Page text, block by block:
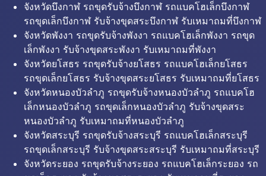
จังหวัดบึงกาฬ รถขุดรับจ้างบึงกาฬ รถแบคโฮเล็กบึงกาฬ
รถขุดเล็กบึงกาฬ รับจ้างขุดสระบึงกาฬ รับเหมาถมที่บึงกาฬ
จังหวัดพังงา รถขุดรับจ้างพังงา รถแบคโฮเล็กพังงา รถขุด
เล็กพังงา รับจ้างขุดสระพังงา รับเหมาถมที่พังงา
จังหวัดยโสธร รถขุดรับจ้างยโสธร รถแบคโฮเล็กยโสธร
รถขุดเล็กยโสธร รับจ้างขุดสระยโสธร รับเหมาถมที่ยโสธร
จังหวัดหนองบัวลำภู รถขุดรับจ้างหนองบัวลำภู รถแบคโฮ
เล็กหนองบัวลำภู รถขุดเล็กหนองบัวลำภู รับจ้างขุดสระ
หนองบัวลำภู รับเหมาถมที่หนองบัวลำภู
จังหวัดสระบุรี รถขุดรับจ้างสระบุรี รถแบคโฮเล็กสระบุรี
รถขุดเล็กสระบุรี รับจ้างขุดสระสระบุรี รับเหมาถมที่สระบุรี
จังหวัดระยอง รถขุดรับจ้างระยอง รถแบคโฮเล็กระยอง รถ